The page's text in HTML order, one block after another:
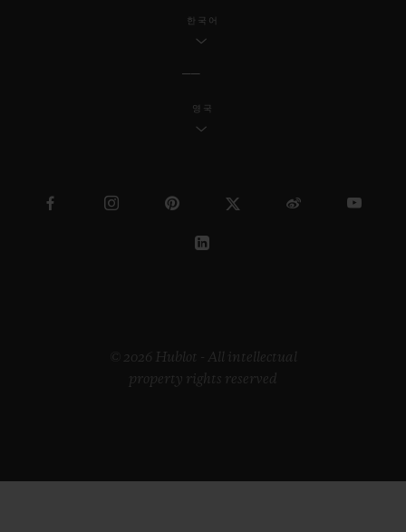
한국어
영국
© 2026 Hublot - All intellectual
property rights reserved